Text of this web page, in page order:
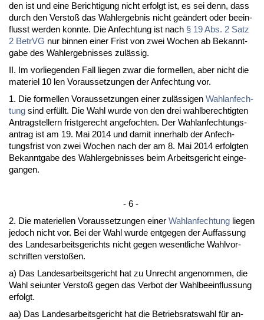
den ist und ei­ne Be­rich­ti­gung nicht er­folgt ist, es sei denn, dass
durch den Ver­s­toß das Wahl­er­geb­nis nicht geändert oder be­ein­
flusst wer­den konn­te. Die An­fech­tung ist nach § 19 Abs. 2 Satz
2 Be­trVG nur bin­nen ei­ner Frist von zwei Wo­chen ab Be­kannt­
ga­be des Wahl­er­geb­nis­ses zulässig.
II. Im vor­lie­gen­den Fall lie­gen zwar die for­mel­len, aber nicht die
ma­te­ri­el 10 len Vor­aus­set­zun­gen der An­fech­tung vor.
1. Die for­mel­len Vor­aus­set­zun­gen ei­ner zulässi­gen Wahl­an­fech­
tung sind erfüllt. Die Wahl wur­de von den drei wahl­be­rech­tig­ten
An­trag­stel­lern frist­ge­recht an­ge­foch­ten. Der Wahl­an­fech­tungs­
an­trag ist am 19. Mai 2014 und da­mit in­ner­halb der An­fech­
tungs­frist von zwei Wo­chen nach der am 8. Mai 2014 er­folg­ten
Be­kannt­ga­be des Wahl­er­geb­nis­ses beim Ar­beits­ge­richt ein­ge­
gan­gen.
- 6 -
2. Die ma­te­ri­el­len Vor­aus­set­zun­gen ei­ner Wahl­an­fech­tung lie­gen
je­doch nicht vor. Bei der Wahl wur­de ent­ge­gen der Auf­fas­sung
des Lan­des­ar­beits­ge­richts nicht ge­gen we­sent­li­che Wahl­vor­
schrif­ten ver­s­toßen.
a) Das Lan­des­ar­beits­ge­richt hat zu Un­recht an­ge­nom­men, die
Wahl sei­un­ter Ver­s­toß ge­gen das Ver­bot der Wahl­be­ein­flus­sung
er­folgt.
aa) Das Lan­des­ar­beits­ge­richt hat die Be­triebs­rats­wahl für an­